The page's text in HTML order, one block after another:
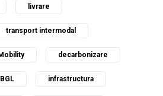
livrare
transport intermodal
decarbonizare
BGL infrastructura